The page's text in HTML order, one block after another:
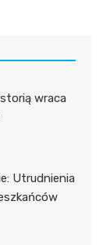
wraca
Utrudnienia